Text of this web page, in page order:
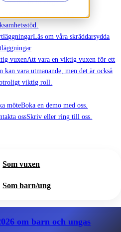
ossAllt om företaget.
Läs om våra skräddarsydda
vuxenAtt vara en viktig vuxen för ett
kan vara utmanande, men det är också
viktig roll.
möteBoka en demo med oss.
ossSkriv eller ring till oss.
Som vuxen
Som barn/ung
om barn och ungas